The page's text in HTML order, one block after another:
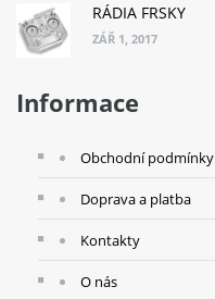
RÁDIA FRSKY
ZÁŘ 1, 2017
Informace
Obchodní podmínky
Doprava a platba
Kontakty
O nás